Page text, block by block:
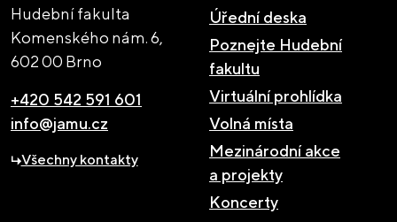
Hudební fakulta
Komenského nám. 6,
602 00 Brno
+420 542 591 601
info@jamu.cz
Všechny kontakty
Úřední deska
Poznejte Hudební
fakultu
Virtuální prohlídka
Volná místa
Mezinárodní akce
a projekty
Koncerty